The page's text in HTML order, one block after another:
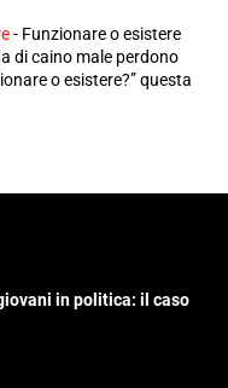
- Funzionare o esistere
di caino male perdono
o esistere?” questa
in politica: il caso